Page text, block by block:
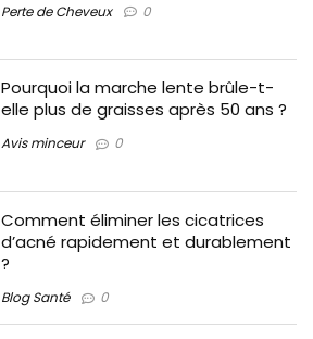
Perte de Cheveux 0
Pourquoi la marche lente brûle-t-
elle plus de graisses après 50 ans ?
Avis minceur 0
Comment éliminer les cicatrices
d’acné rapidement et durablement
?
Blog Santé 0